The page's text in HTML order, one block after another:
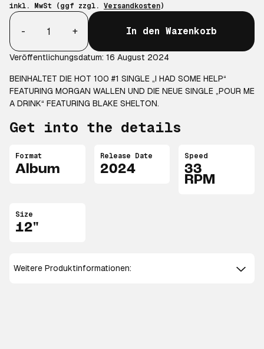
inkl. MwSt (ggf zzgl. Versandkosten)
Anzahl
-
+ In den Warenkorb
Veröffentlichungsdatum: 16 August 2024
BEINHALTET DIE HOT 100 #1 SINGLE „I HAD SOME HELP“
FEATURING MORGAN WALLEN UND DIE NEUE SINGLE „POUR ME
A DRINK“ FEATURING BLAKE SHELTON.
Get into the details
Format
Album
Release Date
2024
Speed
33
RPM
Size
12"
Weitere Produktinformationen: